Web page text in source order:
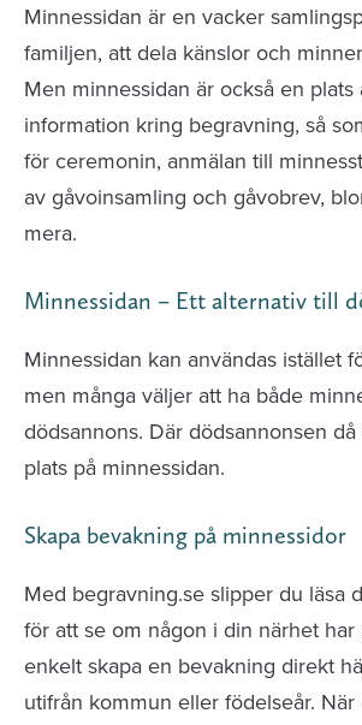
Minnessidan är en vacker
familjen, att dela känslor och
Men minnessidan är också en
information kring begravning, så
för ceremonin, anmälan till
av gåvoinsamling och gåvobrev,
mera.
Minnessidan – Ett alternativ till
Minnessidan kan användas istället
men många väljer att ha både
dödsannons. Där dödsannonsen
plats på minnessidan.
Skapa bevakning på minnessidor
Med begravning.se slipper du läsa
för att se om någon i din närhet har
enkelt skapa en bevakning direkt
utifrån kommun eller födelseår.